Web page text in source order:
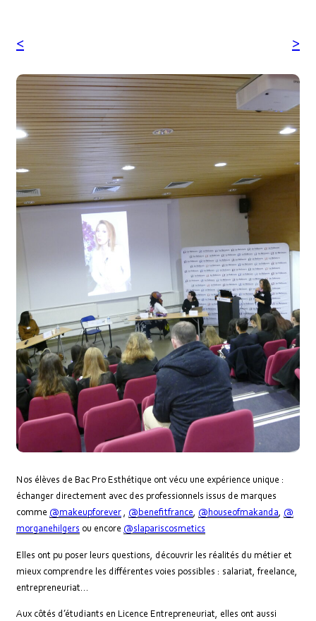
Nos élèves de Bac Pro Esthétique ont vécu une expérience unique :
échanger directement avec des professionnels issus de marques
comme @makeupforever , @benefitfrance, @houseofmakanda, @
morganehilgers ou encore @slapariscosmetics
Elles ont pu poser leurs questions, découvrir les réalités du métier et
mieux comprendre les différentes voies possibles : salariat, freelance,
entrepreneuriat…
Aux côtés d’étudiants en Licence Entrepreneuriat, elles ont aussi